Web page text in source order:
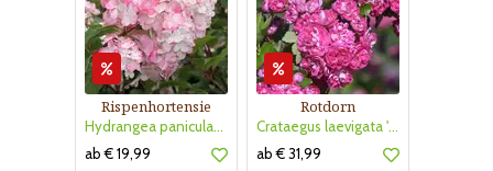
Rispenhortensie
Hydrangea paniculata 'Vanille Fraise'
ab € 19,99
Rotdorn
Crataegus laevigata 'Pauls Scarlet'
ab € 31,99